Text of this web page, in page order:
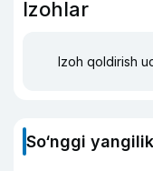
Izohlar
Izoh qoldirish
So‘nggi